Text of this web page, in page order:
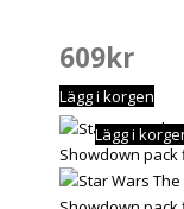
609kr
Lägg i korgen
Lägg i